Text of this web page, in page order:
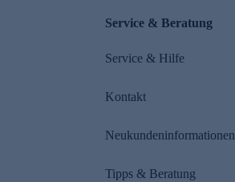
Service & Beratung
Service & Hilfe
Kontakt
Neukundeninformationen
Tipps & Beratung